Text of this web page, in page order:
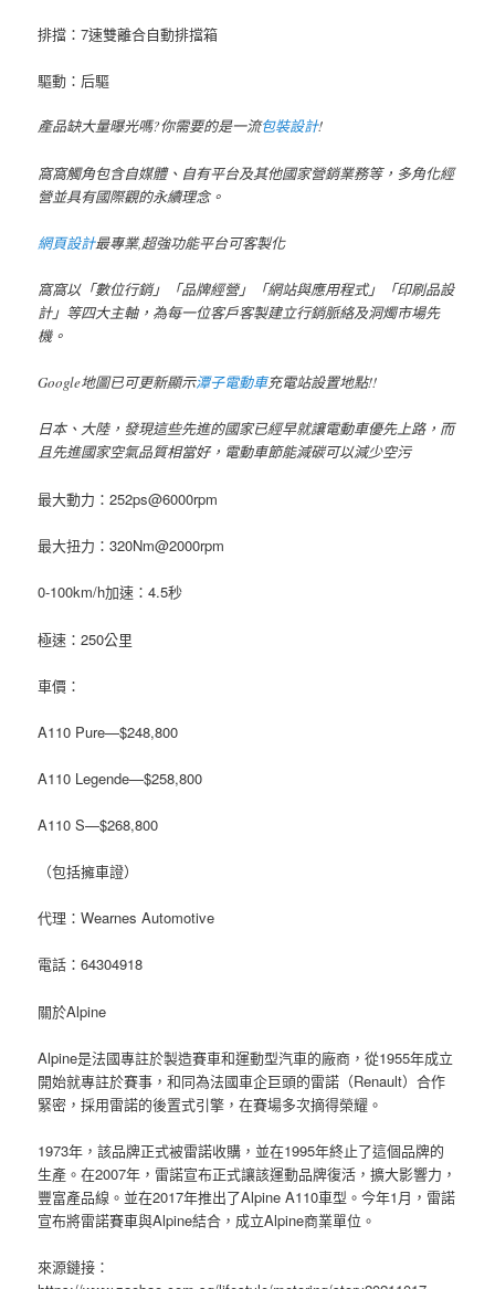
排擋：7速雙離合自動排擋箱
驅動：后驅
產品缺大量曝光嗎?你需要的是一流包裝設計!
窩窩觸角包含自媒體、自有平台及其他國家營銷業務等，多角化經
營並具有國際觀的永續理念。
網頁設計最專業,超強功能平台可客製化
窩窩以「數位行銷」「品牌經營」「網站與應用程式」「印刷品設
計」等四大主軸，為每一位客戶客製建立行銷脈絡及洞燭市場先
機。
Google地圖已可更新顯示潭子電動車充電站設置地點!!
日本、大陸，發現這些先進的國家已經早就讓電動車優先上路，而
且先進國家空氣品質相當好，電動車節能減碳可以減少空污
最大動力：252ps@6000rpm
最大扭力：320Nm@2000rpm
0-100km/h加速：4.5秒
極速：250公里
車價：
A110 Pure—$248,800
A110 Legende—$258,800
A110 S—$268,800
（包括擁車證）
代理：Wearnes Automotive
電話：64304918
關於Alpine
Alpine是法國專註於製造賽車和運動型汽車的廠商，從1955年成立
開始就專註於賽事，和同為法國車企巨頭的雷諾（Renault）合作
緊密，採用雷諾的後置式引擎，在賽場多次摘得榮耀。
1973年，該品牌正式被雷諾收購，並在1995年終止了這個品牌的
生產。在2007年，雷諾宣布正式讓該運動品牌復活，擴大影響力，
豐富產品線。並在2017年推出了Alpine A110車型。今年1月，雷諾
宣布將雷諾賽車與Alpine結合，成立Alpine商業單位。
來源鏈接：